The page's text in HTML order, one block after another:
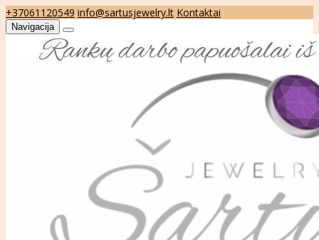
+37061120549 info@sartusjewelry.lt Kontaktai
Navigacija